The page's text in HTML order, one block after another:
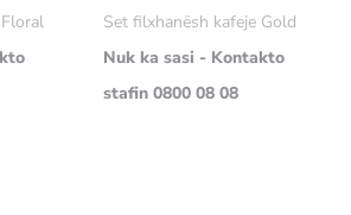
shumë
Set filxhanësh kafeje Gold
Nuk ka sasi - Kontakto
stafin 0800 08 08